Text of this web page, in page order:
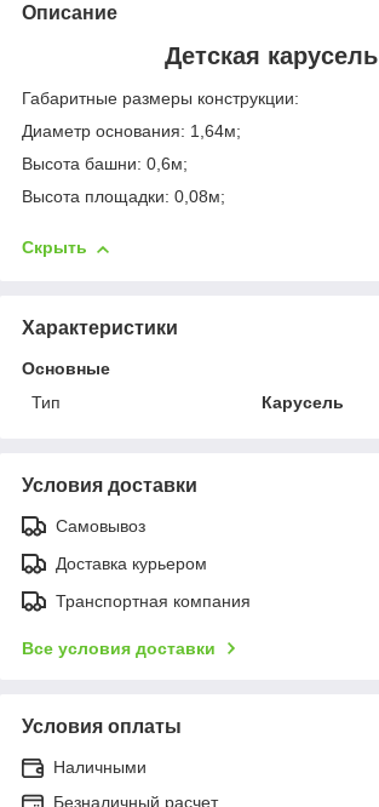
Описание
Детская карусель
Габаритные размеры конструкции:
Диаметр основания: 1,64м;
Высота башни: 0,6м;
Высота площадки: 0,08м;
Скрыть
Характеристики
Основные
Тип
Карусель
Условия доставки
Самовывоз
Доставка курьером
Транспортная компания
Все условия доставки
Условия оплаты
Наличными
Безналичный расчет